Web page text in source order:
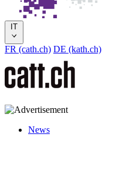
IT
FR (cath.ch) DE (kath.ch)
News